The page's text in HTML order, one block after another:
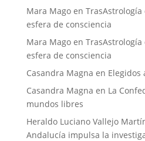
Mara Magoen
esfera de consciencia
Mara Magoen
esfera de consciencia
Casandra Magna en Elegidos
Casandra Magna en La
mundos libres
Heraldo Luciano Vallejo
Andalucía impulsa la